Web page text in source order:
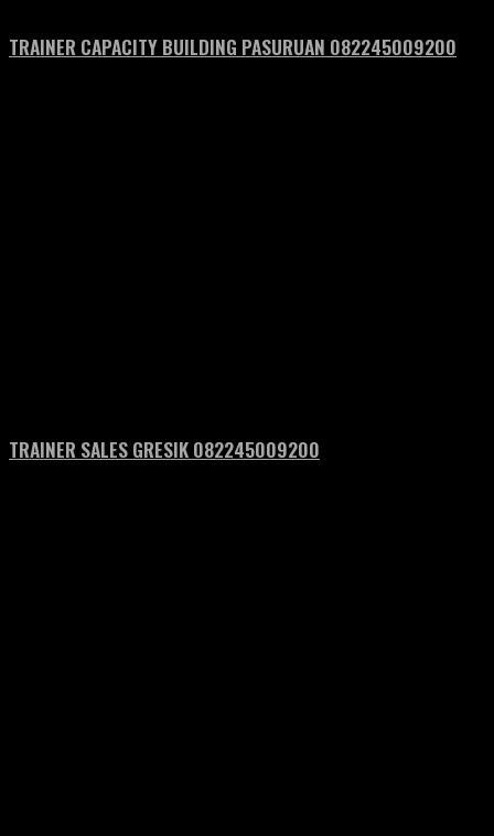
TRAINER CAPACITY BUILDING PASURUAN 082245009200
TRAINER SALES GRESIK 082245009200